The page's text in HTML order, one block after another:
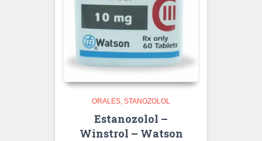
ORALES STANOZOLOL
Estanozolol –
Winstrol – Watson